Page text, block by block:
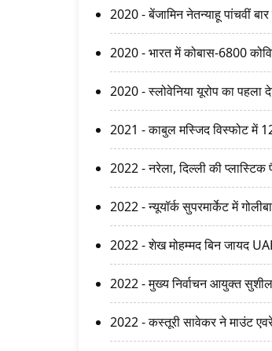
2020 - बेंजामिन नेतन्याहू पांचवीं
2020 - भारत में कोबास-6800
2020 - स्लोवेनिया यूरोप का पहला
2021 - काबुल मस्जिद विस्फोट में
2022 - नरेला, दिल्ली की
2022 - न्यूयॉर्क सुपरमार्केट में
2022 - शेख मोहम्मद बिन जायद
2022 - मुख्य निर्वाचन आयुक्त सुशील
2022 - कस्तूरी सावेकर ने माउंट